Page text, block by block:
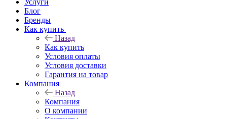
Блог
Бренды
Как купить
Назад
Как купить
Условия оплаты
Условия доставки
Гарантия на товар
Компания
Назад
Компания
О компании